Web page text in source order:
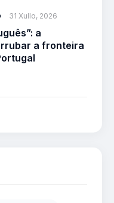
31 Xullo, 2026
a
a fronteira